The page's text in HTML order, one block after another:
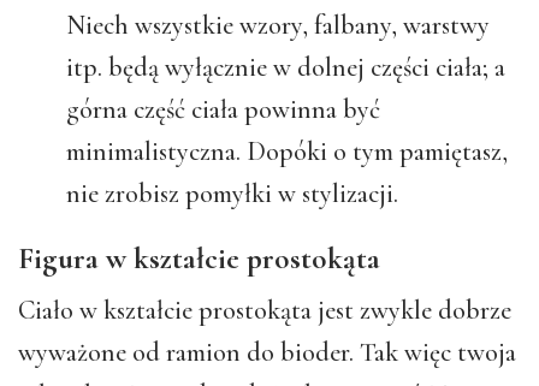
Niech wszystkie wzory, falbany, warstwy
itp. będą wyłącznie w dolnej części ciała; a
górna część ciała powinna być
minimalistyczna. Dopóki o tym pamiętasz,
nie zrobisz pomyłki w stylizacji.
Figura w kształcie prostokąta
Ciało w kształcie prostokąta jest zwykle dobrze
wyważone od ramion do bioder. Tak więc twoja